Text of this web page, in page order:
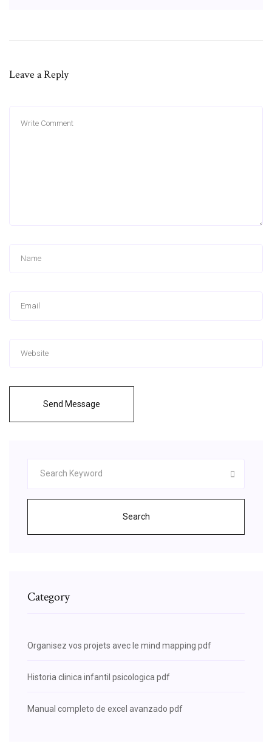
Leave a Reply
Send Message
Search
Category
Organisez vos projets avec le mind mapping pdf
Historia clinica infantil psicologica pdf
Manual completo de excel avanzado pdf